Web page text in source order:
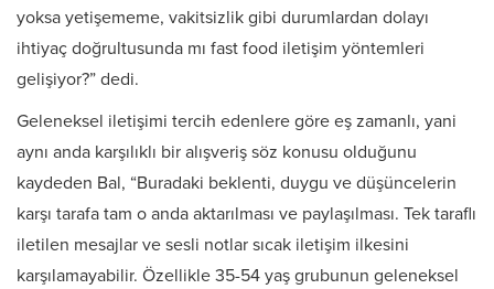
yoksa yetişememe, vakitsizlik gibi durumlardan dolayı
ihtiyaç doğrultusunda mı fast food iletişim yöntemleri
gelişiyor?” dedi.
Geleneksel iletişimi tercih edenlere göre eş zamanlı, yani
aynı anda karşılıklı bir alışveriş söz konusu olduğunu
kaydeden Bal, “Buradaki beklenti, duygu ve düşüncelerin
karşı tarafa tam o anda aktarılması ve paylaşılması. Tek taraflı
iletilen mesajlar ve sesli notlar sıcak iletişim ilkesini
karşılamayabilir. Özellikle 35-54 yaş grubunun geleneksel